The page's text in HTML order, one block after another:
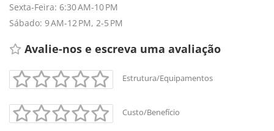
Sexta-Feira: 6:30 AM-10 PM
Sábado: 9 AM-12 PM, 2-5 PM
Avalie-nos e escreva uma avaliação
Estrutura/Equipamentos
Custo/Benefício